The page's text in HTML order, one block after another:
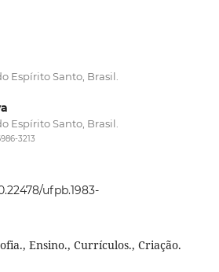
Espírito Santo, Brasil.
Espírito Santo, Brasil.
3213
ufpb.1983-
Ensino., Currículos., Criação.